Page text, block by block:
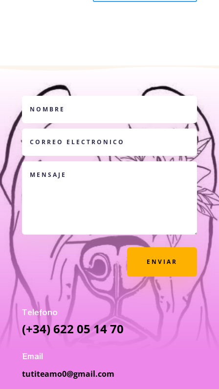
ENVIAR
Telefono
(+34) 622 05 14 70
Email
tutiteamo0@gmail.com